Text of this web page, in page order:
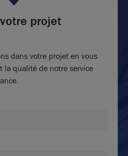
projet
dans votre projet en vous
la qualité de notre service